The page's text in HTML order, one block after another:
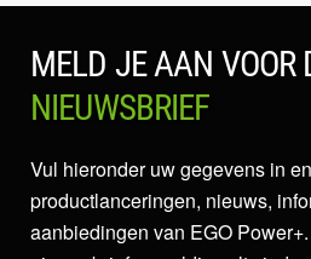
MELD JE AAN VOOR
NIEUWSBRIEF
Vul hieronder uw gegevens in
productlanceringen, nieuws,
aanbiedingen van EGO